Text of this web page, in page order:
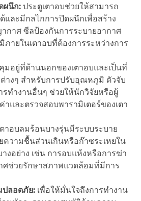
ผนึก: ประตูเตาอบช่วยให้สามารถ
ด้และมีกลไกการปิดผนึกเพื่อสร้าง
าศ ซีลป้องกันการระบายอากาศ
ายในเตาอบที่ต้องการระหว่างการ
มอยู่ที่ด้านนอกของเตาอบและเป็นที่
างๆ สำหรับการปรับอุณหภูมิ ตัวจับ
ทำงานอื่นๆ ช่วยให้นักวิจัยหรือผู้
และตรวจสอบพารามิเตอร์ของเตา
ตาอบลมร้อนบางรุ่นมีระบบระบาย
ความชื้นส่วนเกินหรือก๊าซระเหยใน
งอย่าง เช่น การอบแห้งหรือการฆ่า
ศช่วยรักษาสภาพแวดล้อมที่มีการ
ลอดภัย: เพื่อให้มั่นใจถึงการทำงาน